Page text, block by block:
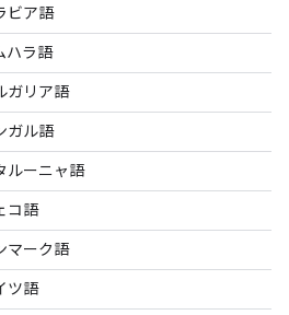
ビア語
ハラ語
ガリア語
ガル語
ルーニャ語
コ語
マーク語
ツ語